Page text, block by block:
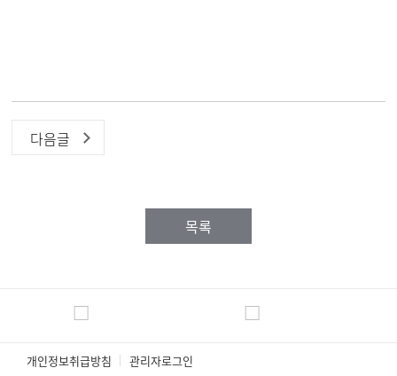
다음글
목록
개인정보취급방침 관리자로그인